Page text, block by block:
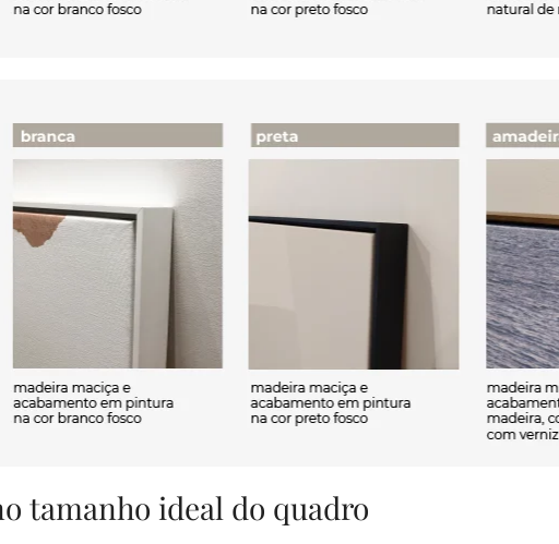
tamanho ideal do quadro